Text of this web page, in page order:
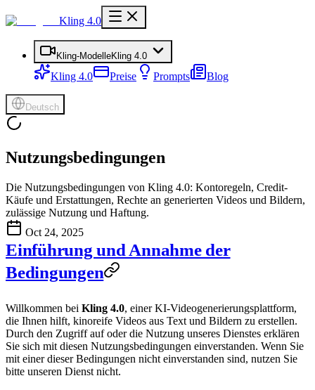
Kling 4.0
Kling-ModelleKling 4.0
Kling 4.0 Preise Prompts Blog
Deutsch
Nutzungsbedingungen
Die Nutzungsbedingungen von Kling 4.0: Kontoregeln, Credit-
Käufe und Erstattungen, Rechte an generierten Videos und Bildern,
zulässige Nutzung und Haftung.
Oct 24, 2025
Einführung und Annahme der
Bedingungen
Willkommen bei Kling 4.0, einer KI-Videogenerierungsplattform,
die Ihnen hilft, kinoreife Videos aus Text und Bildern zu erstellen.
Durch den Zugriff auf oder die Nutzung unseres Dienstes erklären
Sie sich mit diesen Nutzungsbedingungen einverstanden. Wenn Sie
mit einer dieser Bedingungen nicht einverstanden sind, nutzen Sie
bitte unseren Dienst nicht.